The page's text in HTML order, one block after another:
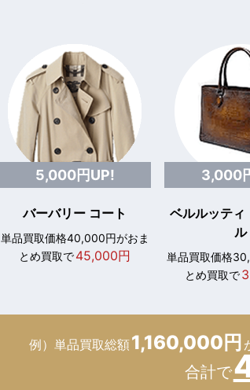
5,000円UP!
バーバリー コート
単品買取価格40,000円がおま
とめ買取で45,000円
3,000
ベルルッティ
ル
単品買取価格
とめ買取で
例）単品買取総額1,160,000円
合計で